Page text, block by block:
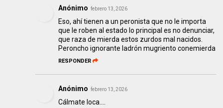
Anónimo febrero 13, 2026
Eso, ahí tienen a un peronista que no le importa
que le roben al estado lo principal es no denunciar,
que raza de mierda estos zurdos mal nacidos.
Peroncho ignorante ladrón mugriento conemierda
RESPONDER
Anónimo febrero 13, 2026
Cálmate loca....